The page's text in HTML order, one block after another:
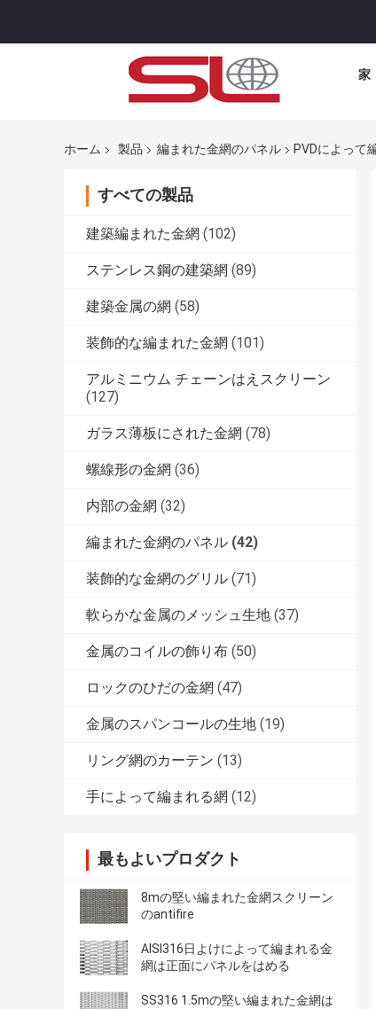
家
ホーム 製品 編まれた金網のパネル PVDによって
すべての製品
建築編まれた金網 (102)
ステンレス鋼の建築網 (89)
建築金属の網 (58)
装飾的な編まれた金網 (101)
アルミニウム チェーンはえスクリーン
(127)
ガラス薄板にされた金網 (78)
螺線形の金網 (36)
内部の金網 (32)
編まれた金網のパネル (42)
装飾的な金網のグリル (71)
軟らかな金属のメッシュ生地 (37)
金属のコイルの飾り布 (50)
ロックのひだの金網 (47)
金属のスパンコールの生地 (19)
リング網のカーテン (13)
手によって編まれる網 (12)
最もよいプロダクト
8mの堅い編まれた金網スクリーン
のantifire
AISI316日よけによって編まれる金
網は正面にパネルをはめる
SS316 1.5mの堅い編まれた金網は